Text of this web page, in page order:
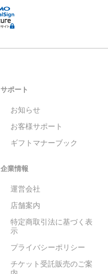
サポート
お知らせ
お客様サポート
ギフトマナーブック
企業情報
運営会社
店舗案内
特定商取引法に基づく表
示
プライバシーポリシー
チケット受託販売のご案